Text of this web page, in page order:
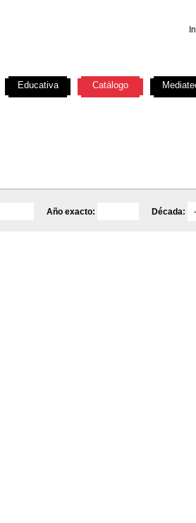
Año exacto: Década:
Educativa Catálogo